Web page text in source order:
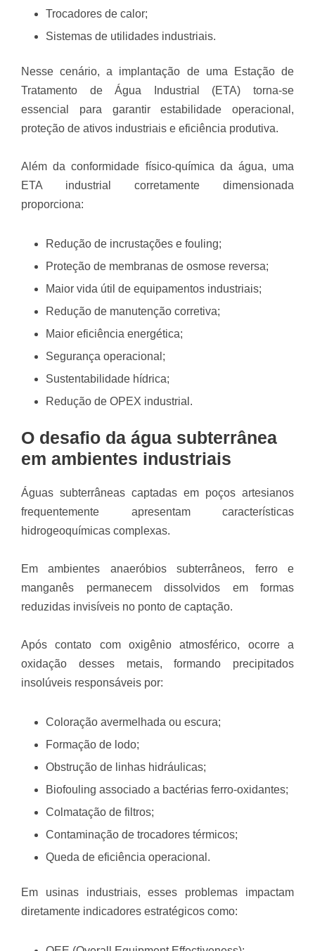
Trocadores de calor;
Sistemas de utilidades industriais.
Nesse cenário, a implantação de uma Estação de
Tratamento de Água Industrial (ETA) torna-se
essencial para garantir estabilidade operacional,
proteção de ativos industriais e eficiência produtiva.
Além da conformidade físico-química da água, uma
ETA industrial corretamente dimensionada
proporciona:
Redução de incrustações e fouling;
Proteção de membranas de osmose reversa;
Maior vida útil de equipamentos industriais;
Redução de manutenção corretiva;
Maior eficiência energética;
Segurança operacional;
Sustentabilidade hídrica;
Redução de OPEX industrial.
O desafio da água subterrânea
em ambientes industriais
Águas subterrâneas captadas em poços artesianos
frequentemente apresentam características
hidrogeoquímicas complexas.
Em ambientes anaeróbios subterrâneos, ferro e
manganês permanecem dissolvidos em formas
reduzidas invisíveis no ponto de captação.
Após contato com oxigênio atmosférico, ocorre a
oxidação desses metais, formando precipitados
insolúveis responsáveis por:
Coloração avermelhada ou escura;
Formação de lodo;
Obstrução de linhas hidráulicas;
Biofouling associado a bactérias ferro-oxidantes;
Colmatação de filtros;
Contaminação de trocadores térmicos;
Queda de eficiência operacional.
Em usinas industriais, esses problemas impactam
diretamente indicadores estratégicos como: